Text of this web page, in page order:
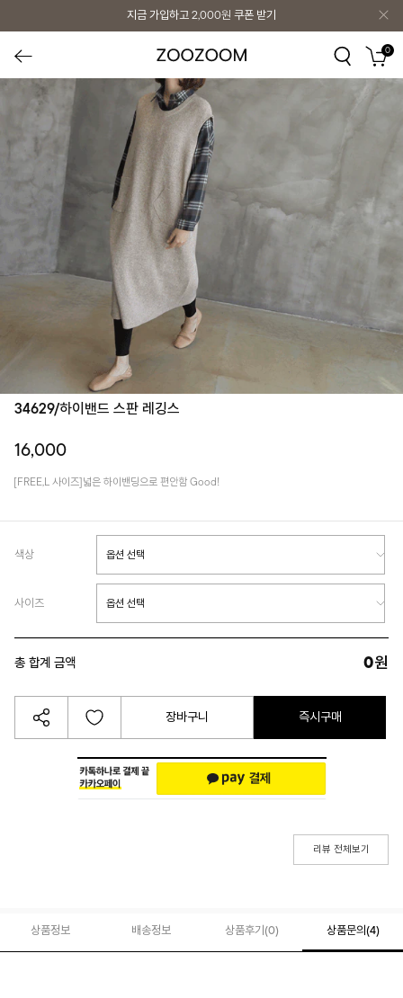
지금 가입하고 2,000원 쿠폰 받기
0
34629/하이밴드 스판 레깅스
16,000
[FREE,L 사이즈]넓은 하이밴딩으로 편안함 Good!
색상
사이즈
총 합계 금액 0원
장바구니 즉시구매
리뷰 전체보기
상품정보 배송정보 상품후기(0) 상품문의 (4)